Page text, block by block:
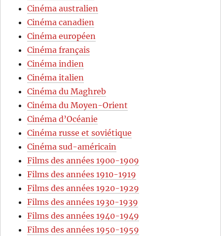
Cinéma australien
Cinéma canadien
Cinéma européen
Cinéma français
Cinéma indien
Cinéma italien
Cinéma du Maghreb
Cinéma du Moyen-Orient
Cinéma d’Océanie
Cinéma russe et soviétique
Cinéma sud-américain
Films des années 1900-1909
Films des années 1910-1919
Films des années 1920-1929
Films des années 1930-1939
Films des années 1940-1949
Films des années 1950-1959